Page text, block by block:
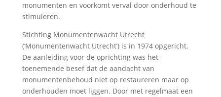
monumenten en voorkomt verval door onderhoud te
stimuleren.
Stichting Monumentenwacht Utrecht
(‘Monumentenwacht Utrecht’) is in 1974 opgericht.
De aanleiding voor de oprichting was het
toenemende besef dat de aandacht van
monumentenbehoud niet op restaureren maar op
onderhouden moet liggen. Door met regelmaat een